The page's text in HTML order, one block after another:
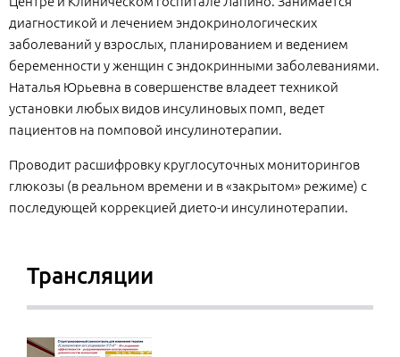
диагностикой и лечением эндокринологических
заболеваний у взрослых, планированием и ведением
беременности у женщин с эндокринными заболеваниями.
Наталья Юрьевна в совершенстве владеет техникой
установки любых видов инсулиновых помп, ведет
пациентов на помповой инсулинотерапии.
Проводит расшифровку круглосуточных мониторингов
глюкозы (в реальном времени и в «закрытом» режиме) с
последующей коррекцией дието-и инсулинотерапии.
Трансляции